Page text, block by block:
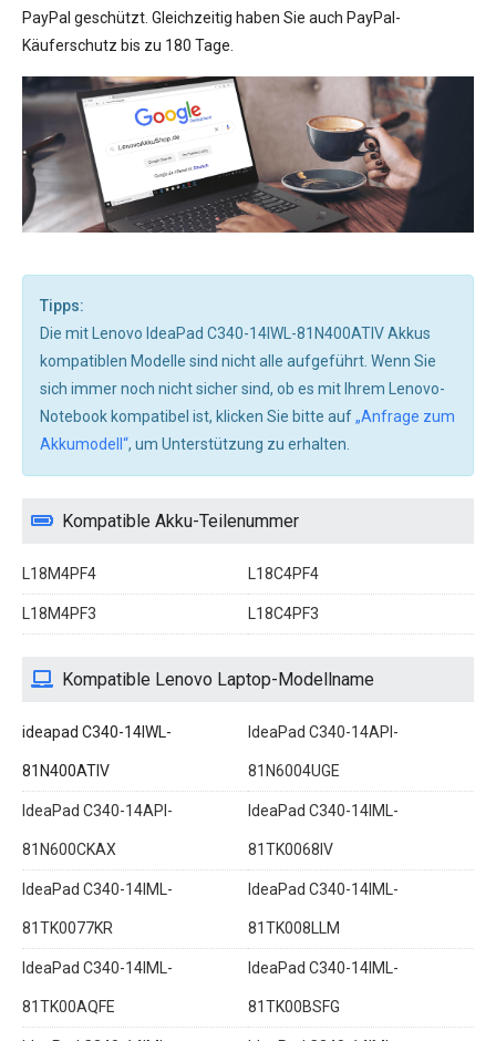
PayPal geschützt. Gleichzeitig haben Sie auch PayPal-
Käuferschutz bis zu 180 Tage.
Tipps:
Die mit Lenovo IdeaPad C340-14IWL-81N400ATIV Akkus
kompatiblen Modelle sind nicht alle aufgeführt. Wenn Sie
sich immer noch nicht sicher sind, ob es mit Ihrem Lenovo-
Notebook kompatibel ist, klicken Sie bitte auf„Anfrage zum
Akkumodell“, um Unterstützung zu erhalten.
Kompatible Akku-Teilenummer
L18M4PF4 L18C4PF4
L18M4PF3 L18C4PF3
Kompatible Lenovo Laptop-Modellname
ideapad C340-14IWL-
81N400ATIV
IdeaPad C340-14API-
81N6004UGE
IdeaPad C340-14API-
81N600CKAX
IdeaPad C340-14IML-
81TK0068IV
IdeaPad C340-14IML-
81TK0077KR
IdeaPad C340-14IML-
81TK008LLM
IdeaPad C340-14IML-
81TK00AQFE
IdeaPad C340-14IML-
81TK00BSFG